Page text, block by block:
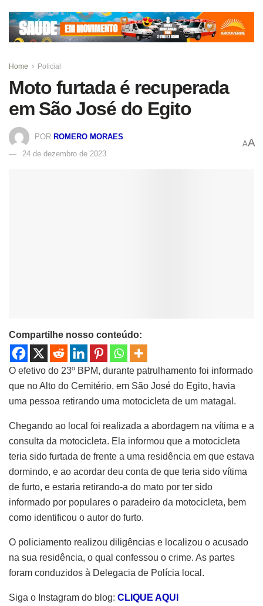
Home Policial
Moto furtada é recuperada
em São José do Egito
POR ROMERO MORAES
24 de dezembro de 2023
AA
Compartilhe nosso conteúdo:
O efetivo do 23º BPM, durante patrulhamento foi informado
que no Alto do Cemitério, em São José do Egito, havia
uma pessoa retirando uma motocicleta de um matagal.
Chegando ao local foi realizada a abordagem na vítima e a
consulta da motocicleta. Ela informou que a motocicleta
teria sido furtada de frente a uma residência em que estava
dormindo, e ao acordar deu conta de que teria sido vítima
de furto, e estaria retirando-a do mato por ter sido
informado por populares o paradeiro da motocicleta, bem
como identificou o autor do furto.
O policiamento realizou diligências e localizou o acusado
na sua residência, o qual confessou o crime. As partes
foram conduzidos à Delegacia de Polícia local.
Siga o Instagram do blog: CLIQUE AQUI